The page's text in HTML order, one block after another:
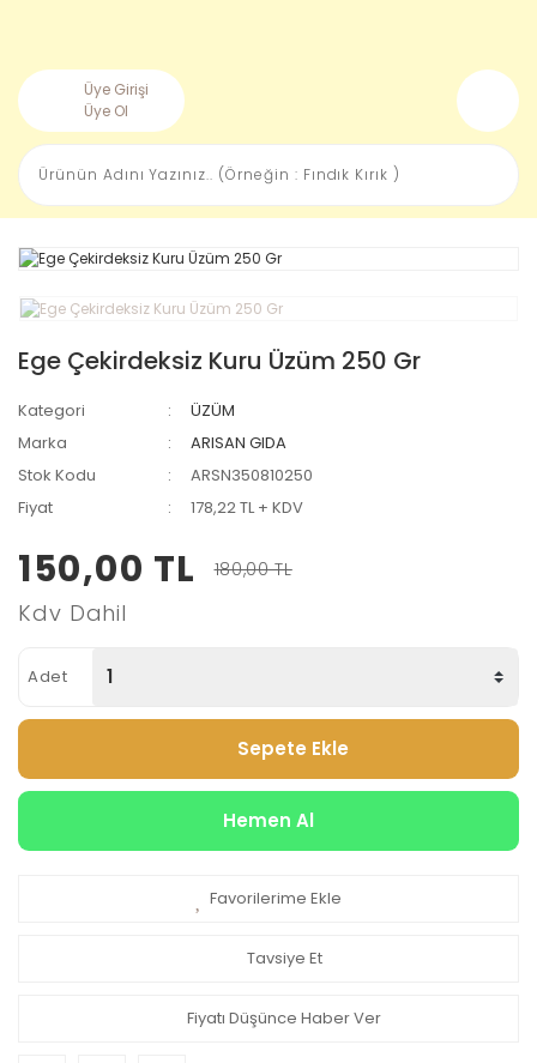
Üye Girişi
Üye Ol
Ege Çekirdeksiz Kuru Üzüm 250 Gr
Kategori
ÜZÜM
Marka
ARISAN GIDA
Stok Kodu
ARSN350810250
Fiyat
178,22 TL + KDV
150,00 TL 180,00 TL
Kdv Dahil
Adet
Sepete Ekle
Hemen Al
Favorilerime Ekle
Tavsiye Et
Fiyatı Düşünce Haber Ver